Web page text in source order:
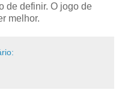
de definir. O jogo de
melhor.